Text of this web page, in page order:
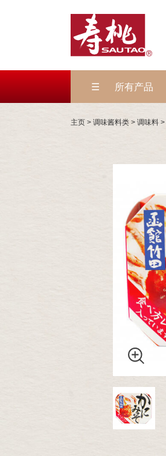
所有产品
主页 > 调味酱料类 > 调味料 >